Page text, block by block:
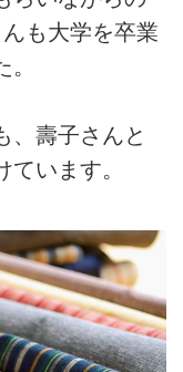
も大学を卒業
、壽子さんと
います。